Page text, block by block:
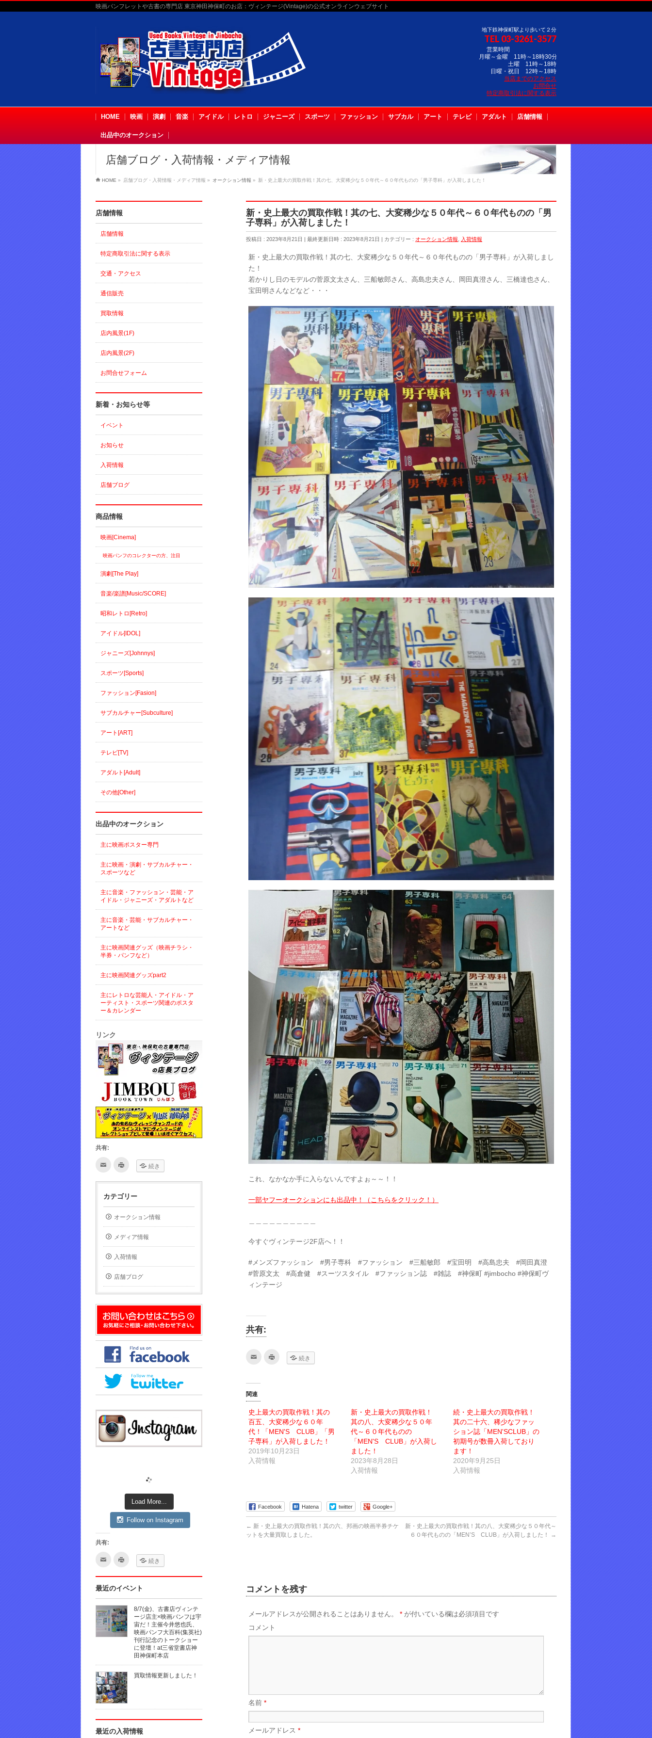
映画パンフレットや古書の専門店 東京神田神保町のお店：ヴィンテージ(Vintage)の公式オンラインウェブサイト
地下鉄神保町駅より歩いて２分
TEL 03-3261-3577
営業時間
月曜～金曜 11時～18時30分
土曜 11時～18時
日曜・祝日 12時～18時
当店までのアクセス
お問合せ
特定商取引法に関する表示
HOME 映画 演劇 音楽 アイドル レトロ ジャニーズ スポーツ ファッション サブカル アート テレビ アダルト 店舗情報
出品中のオークション
店舗ブログ・入荷情報・メディア情報
HOME » 店舗ブログ・入荷情報・メディア情報 » オークション情報 » 新・史上最大の買取作戦！其の七、大変稀少な５０年代～６０年代ものの「男子専科」が入荷しました！
新・史上最大の買取作戦！其の七、大変稀少な５０年代～６０年代ものの「男
子専科」が入荷しました！
投稿日 : 2023年8月21日 最終更新日時 : 2023年8月21日 カテゴリー : オークション情報 入荷情報
新・史上最大の買取作戦！其の七、大変稀少な５０年代～６０年代ものの「男子専科」が入荷しまし
た！
若かりし日のモデルの菅原文太さん、三船敏郎さん、高島忠夫さん、岡田真澄さん、三橋達也さん、
宝田明さんなどなど・・・
これ、なかなか手に入らないんですよぉ～～！！
一部ヤフーオークションにも出品中！（こちらをクリック！）
今すぐヴィンテージ2F店へ！！
#メンズファッション #男子専科 #ファッション #三船敏郎 #宝田明 #高島忠夫 #岡田真澄
#菅原文太 #高倉健 #スーツスタイル #ファッション誌 #雑誌 #神保町 #jimbocho #神保町ヴ
ィンテージ
共有:
て
へ
メ
ー
ル
で
送
信
(新
し
い
ウ
ィ
き
ま
す)
い
ウ
ィ
ン
ド
ウ
で
開
続き
関連
史上最大の買取作戦！其の
百五、大変稀少な６０年
代！「MEN'S CLUB」「男
子専科」が入荷しました！
2019年10月23日
入荷情報
新・史上最大の買取作戦！
其の八、大変稀少な５０年
代～６０年代ものの
「MEN'S CLUB」が入荷し
ました！
2023年8月28日
入荷情報
続・史上最大の買取作戦！
其の二十六、稀少なファッ
ション誌「MEN'SCLUB」の
初期号が数冊入荷しており
ます！
2020年9月25日
入荷情報
Facebook Hatena twitter Google+
← 新・史上最大の買取作戦！其の六、邦画の映画半券チケ
ットを大量買取しました。
新・史上最大の買取作戦！其の八、大変稀少な５０年代～
６０年代ものの「MEN’S CLUB」が入荷しました！
→
コメントを残す
メールアドレスが公開されることはありません。 * が付いている欄は必須項目です
コメント
名前 *
メールアドレス *
店舗情報
店舗情報
特定商取引法に関する表示
交通・アクセス
通信販売
買取情報
店内風景(1F)
店内風景(2F)
お問合せフォーム
新着・お知らせ等
イベント
お知らせ
入荷情報
店舗ブログ
商品情報
映画[Cinema]
映画パンフのコレクターの方、注目
演劇[The Play]
音楽/楽譜[Music/SCORE]
昭和レトロ[Retro]
アイドル[IDOL]
ジャニーズ[Johnnys]
スポーツ[Sports]
ファッション[Fasion]
サブカルチャー[Subculture]
アート[ART]
テレビ[TV]
アダルト[Adult]
その他[Other]
出品中のオークション
主に映画ポスター専門
主に映画・演劇・サブカルチャー・
スポーツなど
主に音楽・ファッション・芸能・ア
イドル・ジャニーズ・アダルトなど
主に音楽・芸能・サブカルチャー・
アートなど
主に映画関連グッズ（映画チラシ・
半券・パンフなど）
主に映画関連グッズpart2
主にレトロな芸能人・アイドル・ア
ーティスト・スポーツ関連のポスタ
ー＆カレンダー
リンク
共有:
ク
て
友
メ
ー
ル
で
送
信
し
ウ
ィ
ン
ド
開
ま
す)
ク
て
印
し
い
ウ
ィ
ン
ド
で
開
き
ま
す)
続き
カテゴリー
オークション情報
メディア情報
入荷情報
店舗ブログ
Load More...
Follow on Instagram
共有:
ク
て
友
達
へ
メ
ー
ル
で
送
信
ウ
ン
ド
ウ
で
開
き
ま
ク
て
印
刷
(新
し
い
ウ
ィ
ン
ド
き
す)
続き
最近のイベント
8/7(金)、古書店ヴィンテ
ージ店主×映画パンフは宇
宙だ！主催今井悠也氏、
映画パンフ大百科(集英社)
刊行記念のトークショー
に登壇！at三省堂書店神
田神保町本店
買取情報更新しました！
最近の入荷情報